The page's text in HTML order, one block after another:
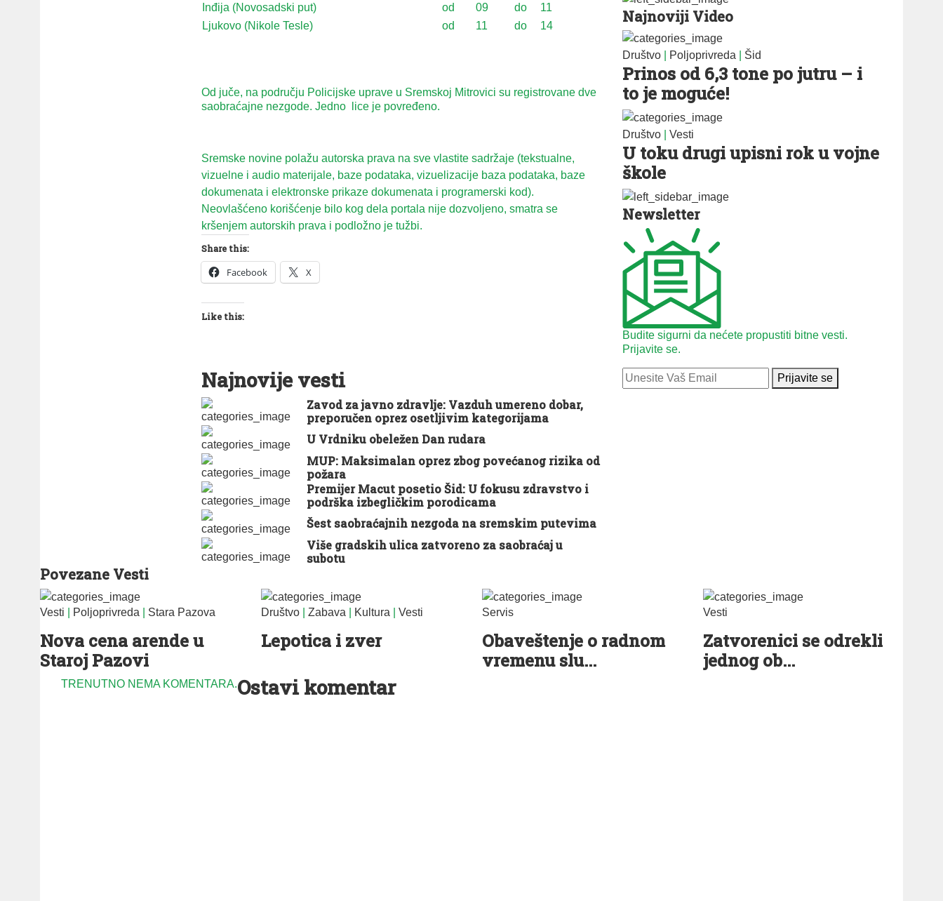
Inđija (Novosadski put)
od 09 do
11
Ljukovo (Nikole Tesle)
od 11 do 14
Od juče, na području Policijske uprave u Sremskoj Mitrovici su registrovane dve
saobraćajne nezgode. Jedno lice je povređeno.
Sremske novine polažu autorska prava na sve vlastite sadržaje (tekstualne,
vizuelne i audio materijale, baze podataka, vizuelizacije baza podataka, baze
dokumenata i elektronske prikaze dokumenata i programerski kod).
Neovlašćeno korišćenje bilo kog dela portala nije dozvoljeno, smatra se
kršenjem autorskih prava i podložno je tužbi.
Share this:
Facebook X
Like this:
Najnovije vesti
Zavod za javno zdravlje: Vazduh umereno dobar,
preporučen oprez osetljivim kategorijama
U Vrdniku obeležen Dan rudara
MUP: Maksimalan oprez zbog povećanog rizika od
požara
Premijer Macut posetio Šid: U fokusu zdravstvo i
podrška izbegličkim porodicama
Šest saobraćajnih nezgoda na sremskim putevima
Više gradskih ulica zatvoreno za saobraćaj u
subotu
Najnoviji Video
Društvo Poljoprivreda Šid
Prinos od 6,3 tone po jutru – i
to je moguće!
Društvo Vesti
U toku drugi upisni rok u vojne
škole
Newsletter
Budite sigurni da nećete propustiti bitne vesti.
Prijavite se.
Prijavite se
Povezane Vesti
Vesti Poljoprivreda Stara Pazova
Nova cena arende u
Staroj Pazovi
Društvo Zabava Kultura Vesti
Lepotica i zver
Servis
Obaveštenje o radnom
vremenu slu...
Vesti
Zatvorenici se odrekli
jednog ob...
TRENUTNO NEMA KOMENTARA.Ostavi komentar